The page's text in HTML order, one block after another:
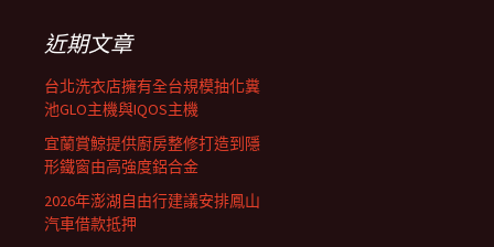
列近期文章
台北洗衣店擁有全台規模抽化糞
池GLO主機與IQOS主機
宜蘭賞鯨提供廚房整修打造到隱
形鐵窗由高強度鋁合金
2026年澎湖自由行建議安排鳳山
汽車借款抵押